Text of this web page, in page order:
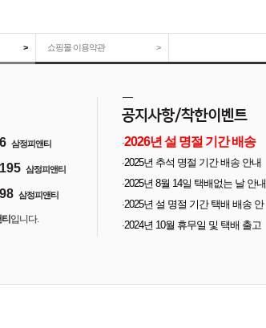
> 쇼핑몰 이용약관 >
삼정피앤티
삼정피앤티
삼정피앤티
입니다.
·2026년 설 명절 기간 배송
안내
·2025년 추석 명절 기간 배송 안내
·2025년 8월 14일 택배없는 날 안내
·2025년 설 명절 기간 택배 배송 안
내
·2024년 10월 휴무일 및 택배 출고